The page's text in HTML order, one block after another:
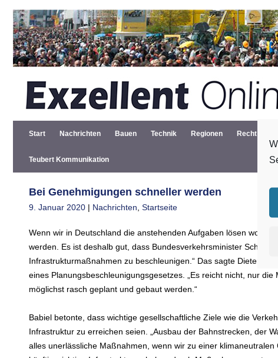
Start Nachrichten Bauen Technik Regionen Recht
Teubert Kommunikation
Bei Genehmigungen schneller werden
9. Januar 2020 | Nachrichten Startseite
Wenn wir in Deutschland die anstehenden Aufgaben lösen
werden. Es ist deshalb gut, dass Bundesverkehrsminister
Infrastrukturmaßnahmen zu beschleunigen.“ Das sagte Dieter
eines Planungsbeschleunigungsgesetzes. „Es reicht nicht, nur
möglichst rasch geplant und gebaut werden.“
Babiel betonte, dass wichtige gesellschaftliche Ziele wie die
Infrastruktur zu erreichen seien. „Ausbau der Bahnstrecken, der
alles unerlässliche Maßnahmen, wenn wir zu einer